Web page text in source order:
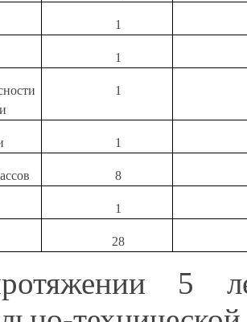
1
1
1
1
8
1
28
5